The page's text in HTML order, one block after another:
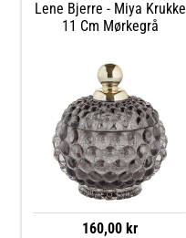
Lene Bjerre - Miya Krukke
11 Cm Mørkegrå
160,00 kr